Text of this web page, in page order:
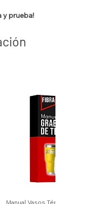
y prueba!
Manual Vasos Térmicos